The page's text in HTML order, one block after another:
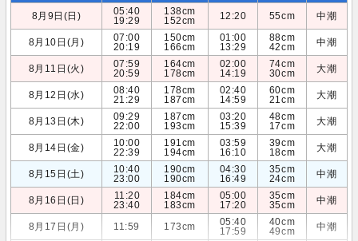
8月9日(日)
05:40
19:29
138cm
152cm
12:20 55cm 中潮
8月10日(月)
07:00
20:19
150cm
166cm
01:00
13:29
88cm
42cm
中潮
8月11日(火)
07:59
20:59
164cm
178cm
02:00
14:19
74cm
30cm
大潮
8月12日(水)
08:40
21:29
178cm
187cm
02:40
14:59
60cm
21cm
大潮
8月13日(木)
09:29
22:00
187cm
193cm
03:20
15:39
48cm
17cm
大潮
8月14日(金)
10:00
22:39
191cm
194cm
03:59
16:10
39cm
18cm
大潮
8月15日(土)
10:40
23:00
190cm
190cm
04:30
16:49
35cm
24cm
中潮
8月16日(日)
11:20
23:40
184cm
183cm
05:00
17:20
35cm
35cm
中潮
8月17日(月) 11:59 173cm
05:40
17:59
40cm
49cm
中潮